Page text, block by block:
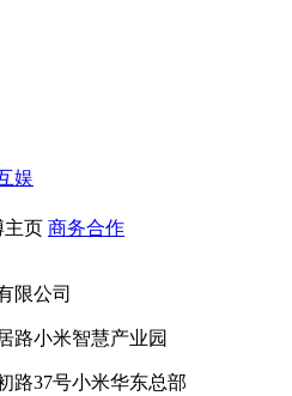
娱
主页 商务合作
限公司
路小米智慧产业园
路37号小米华东总部